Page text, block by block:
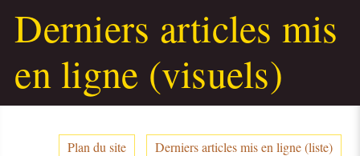
Derniers articles mis
en ligne (visuels)
Plan du site Derniers articles mis en ligne (liste)